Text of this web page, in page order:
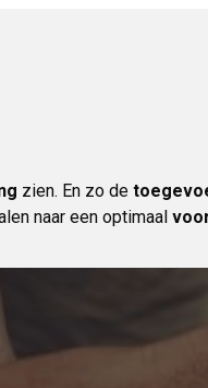
zien. En zo de
naar een optimaal